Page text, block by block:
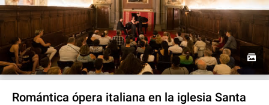
Romántica ópera italiana en la iglesia Santa